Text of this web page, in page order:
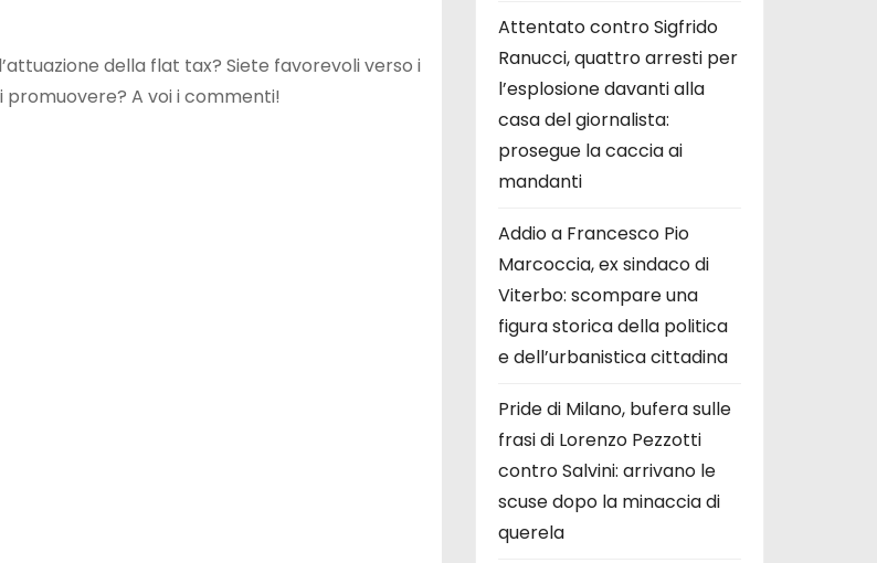
della flat tax? Siete favorevoli verso i
A voi i commenti!
Attentato contro Sigfrido
Ranucci, quattro arresti per
l’esplosione davanti alla
casa del giornalista:
prosegue la caccia ai
mandanti
Addio a Francesco Pio
Marcoccia, ex sindaco di
Viterbo: scompare una
figura storica della politica
e dell’urbanistica cittadina
Pride di Milano, bufera sulle
frasi di Lorenzo Pezzotti
contro Salvini: arrivano le
scuse dopo la minaccia di
querela